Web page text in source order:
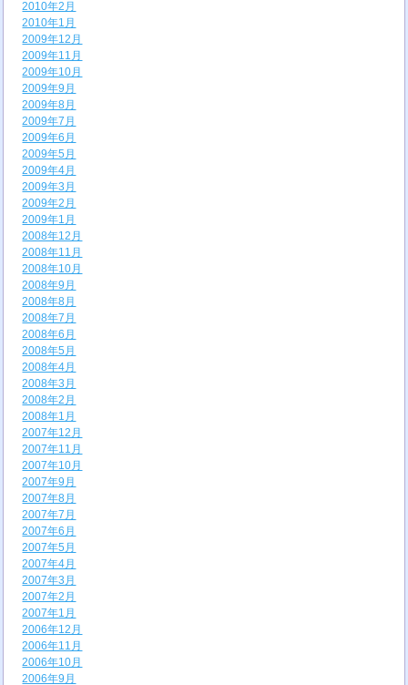
2010年2月
2010年1月
2009年12月
2009年11月
2009年10月
2009年9月
2009年8月
2009年7月
2009年6月
2009年5月
2009年4月
2009年3月
2009年2月
2009年1月
2008年12月
2008年11月
2008年10月
2008年9月
2008年8月
2008年7月
2008年6月
2008年5月
2008年4月
2008年3月
2008年2月
2008年1月
2007年12月
2007年11月
2007年10月
2007年9月
2007年8月
2007年7月
2007年6月
2007年5月
2007年4月
2007年3月
2007年2月
2007年1月
2006年12月
2006年11月
2006年10月
2006年9月